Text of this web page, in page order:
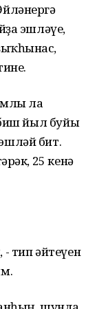
эшләүе,
ла
йыл буйы
бит.
25 кенә
- тип әйтеүен